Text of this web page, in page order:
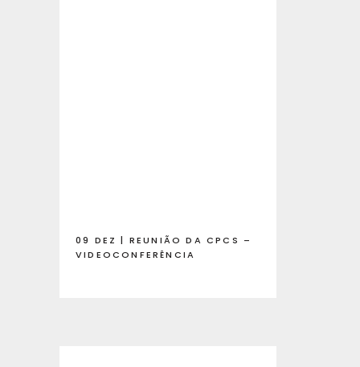
09 DEZ | REUNIÃO DA CPCS –
VIDEOCONFERÊNCIA